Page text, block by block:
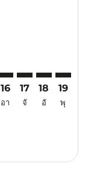
16
อา
17
จั
18
อั
19
พุ